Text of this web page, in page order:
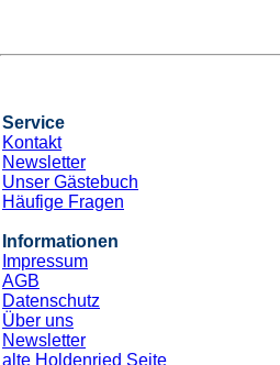
Service
Kontakt
Newsletter
Unser Gästebuch
Häufige Fragen
Informationen
Impressum
AGB
Datenschutz
Über uns
Newsletter
alte Holdenried Seite